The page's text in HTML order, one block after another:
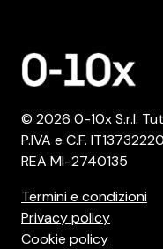
© 2026 0-10x S.r.l.
P.IVA e C.F.
REA MI-2740135
Termini e condizioni
Privacy policy
Cookie policy